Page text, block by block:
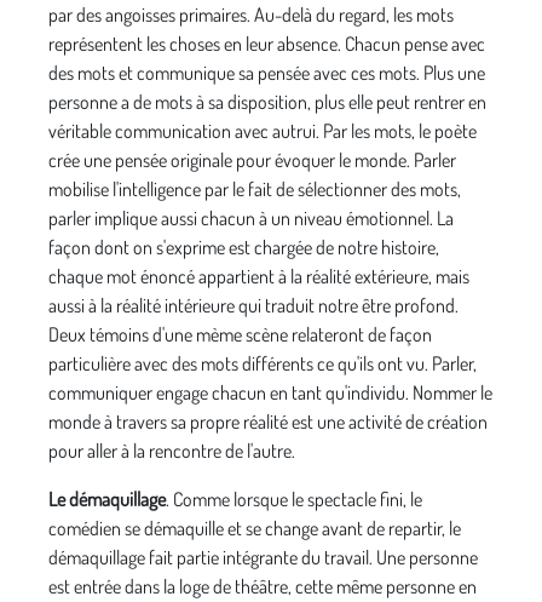
par des angoisses primaires. Au-delà du regard, les mots
représentent les choses en leur absence. Chacun pense avec
des mots et commu­nique sa pensée avec ces mots. Plus une
personne a de mots à sa disposition, plus elle peut rentrer en
véritable communication avec autrui. Par les mots, le poète
crée une pensée originale pour évoquer le monde. Parler
mobilise l'intelligence par le fait de sélectionner des mots,
parler implique aussi chacun à un niveau émotion­nel. La
façon dont on s'exprime est chargée de notre his­toire,
chaque mot énoncé appartient à la réalité extérieure, mais
aussi à la réalité intérieure qui traduit notre être pro­fond.
Deux témoins d'une mème scène relateront de façon
particulière avec des mots différents ce qu'ils ont vu. Parler,
communiquer engage chacun en tant qu'individu. Nommer le
monde à travers sa propre réalité est une acti­vité de création
pour aller à la rencontre de l'autre.
Le démaquillage. Comme lorsque le spectacle fini, le
comédien se démaquille et se change avant de repartir, le
démaquillage fait partie intégrante du travail. Une person­ne
est entrée dans la loge de théâtre, cette même person­ne en